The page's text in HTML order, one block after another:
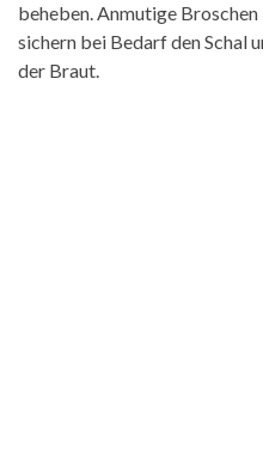
beheben. Anmutige
sichern bei Bedarf den Schal
der Braut.